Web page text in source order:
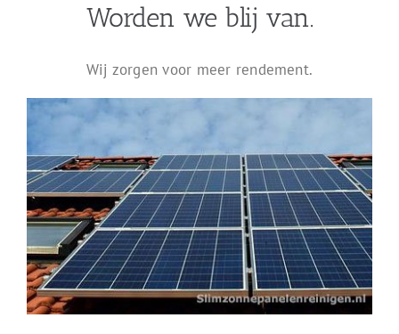
Worden we blij van.
Wij zorgen voor meer rendement.